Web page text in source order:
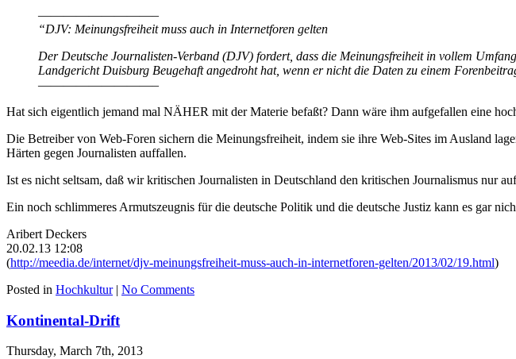
—————————–
“DJV: Meinungsfreiheit muss auch in Internetforen gelten
Der Deutsche Journalisten-Verband (DJV) fordert, dass die Meinungsfreiheit in vollem
Landgericht Duisburg Beugehaft angedroht hat, wenn er nicht die Daten zu einem
—————————–
Hat sich eigentlich jemand mal NÄHER mit der Materie befaßt? Dann wäre ihm aufgefallen eine
Die Betreiber von Web-Foren sichern die Meinungsfreiheit, indem sie ihre Web-Sites im Ausland
Härten gegen Journalisten auffallen.
Ist es nicht seltsam, daß wir kritischen Journalisten in Deutschland den kritischen Journalismus nur
Ein noch schlimmeres Armutszeugnis für die deutsche Politik und die deutsche Justiz kann es gar
Aribert Deckers
20.02.13 12:08
(http://meedia.de/internet/djv-meinungsfreiheit-muss-auch-in-internetforen-gelten/2013/02/19.html)
Posted in Hochkultur| No Comments
Kontinental-Drift
Thursday, March 7th, 2013